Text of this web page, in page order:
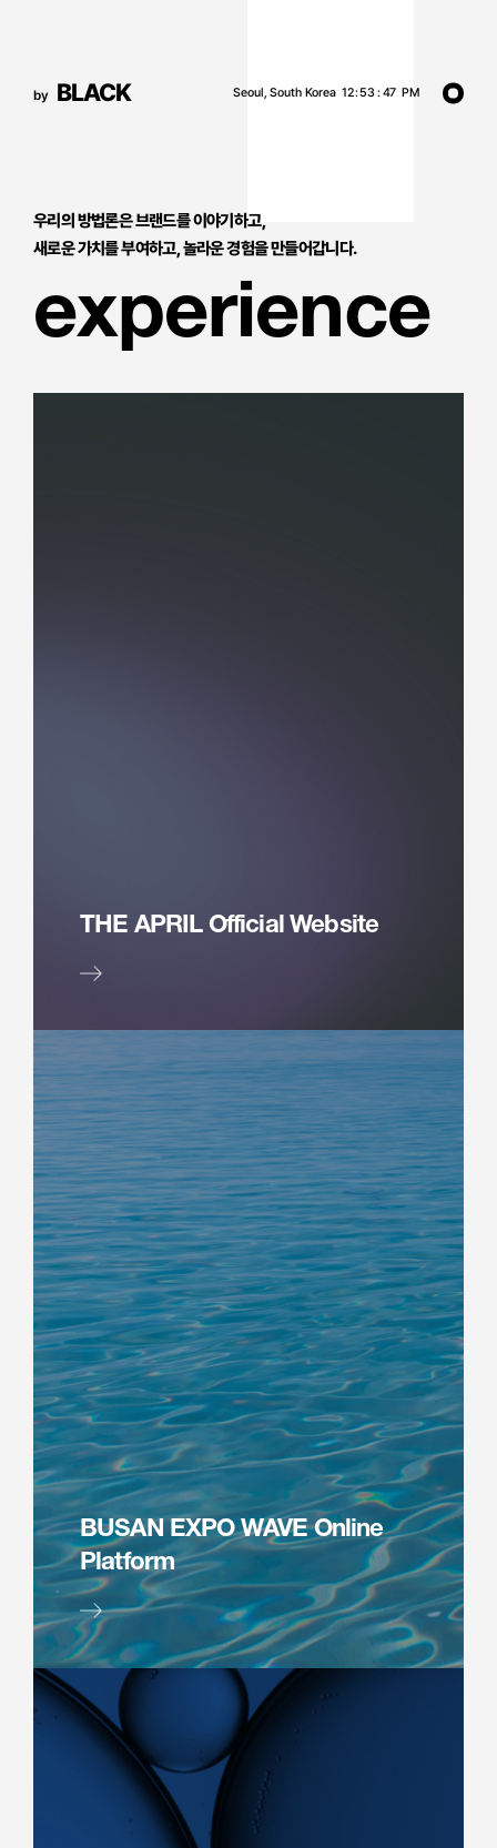
by BLACK Seoul, South Korea 12:53: 48 PM
우리의 방법론은 브랜드를 이야기하고,
새로운 가치를 부여하고, 놀라운 경험을 만들어갑니다.
experience
THE APRIL Official Website
BUSAN EXPO WAVE Online
Platform